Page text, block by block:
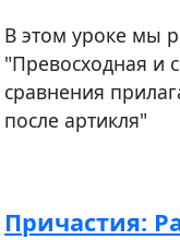
В этом уроке мы
"Превосходная и
сравнения
после артикля"
Причастия: